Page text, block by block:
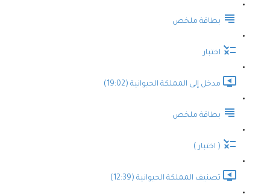
بطاقة ملخص
اختبار
مدخل إلى المملكة الحيوانية (19:02)
بطاقة ملخص
( اختبار )
تصنيف المملكة الحيوانية (12:39)